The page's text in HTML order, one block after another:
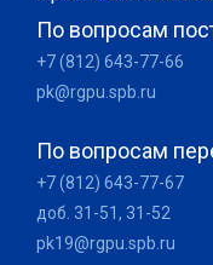
По вопросам
+7 (812) 643-77-66
pk@rgpu.spb.ru
По вопросам
+7 (812) 643-77-67
доб. 31-51, 31-52
pk19@rgpu.spb.ru